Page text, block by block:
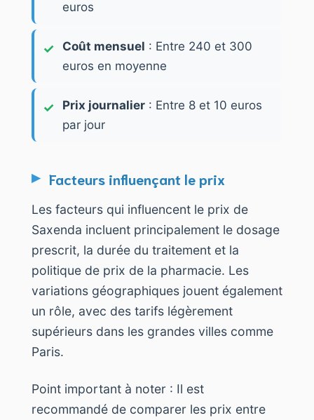
euros
Coût mensuel : Entre 240 et 300
euros en moyenne
Prix journalier : Entre 8 et 10 euros
par jour
Facteurs influençant le prix
Les facteurs qui influencent le prix de
Saxenda incluent principalement le dosage
prescrit, la durée du traitement et la
politique de prix de la pharmacie. Les
variations géographiques jouent également
un rôle, avec des tarifs légèrement
supérieurs dans les grandes villes comme
Paris.
Point important à noter : Il est
recommandé de comparer les prix entre